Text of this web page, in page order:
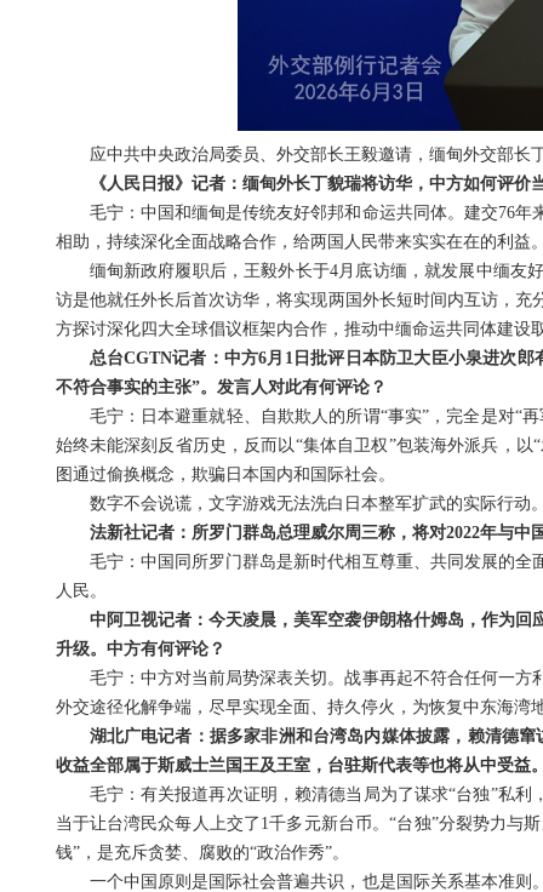
应中共中央政治局委员、外交部长王毅邀请，缅甸外交部长
《人民日报》记者：缅甸外长丁貌瑞将访华，中方如何评价
毛宁：中国和缅甸是传统友好邻邦和命运共同体。建交76
相助，持续深化全面战略合作，给两国人民带来实实在在的利益
缅甸新政府履职后，王毅外长于4月底访缅，就发展中缅友
访是他就任外长后首次访华，将实现两国外长短时间内互访，
方探讨深化四大全球倡议框架内合作，推动中缅命运共同体建设
总台CGTN记者：中方6月1日批评日本防卫大臣小泉进次
不符合事实的主张”。发言人对此有何评论？
毛宁：日本避重就轻、自欺欺人的所谓“事实”，完全是对“
始终未能深刻反省历史，反而以“集体自卫权”包装海外派兵，
图通过偷换概念，欺骗日本国内和国际社会。
数字不会说谎，文字游戏无法洗白日本整军扩武的实际行动
法新社记者：所罗门群岛总理威尔周三称，将对2022年与
毛宁：中国同所罗门群岛是新时代相互尊重、共同发展的
人民。
中阿卫视记者：今天凌晨，美军空袭伊朗格什姆岛，作为
升级。中方有何评论？
毛宁：中方对当前局势深表关切。战事再起不符合任何一
外交途径化解争端，尽早实现全面、持久停火，为恢复中东海湾
湖北广电记者：据多家非洲和台湾岛内媒体披露，赖清德
收益全部属于斯威士兰国王及王室，台驻斯代表等也将从中受益
毛宁：有关报道再次证明，赖清德当局为了谋求“台独”私
当于让台湾民众每人上交了1千多元新台币。“台独”分裂势力与
钱”，是充斥贪婪、腐败的“政治作秀”。
一个中国原则是国际社会普遍共识，也是国际关系基本准